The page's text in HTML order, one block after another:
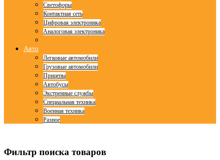
Светофоры
Контактная сеть
Цифровая электроника
Аналоговая электроника
Авто
Легковые автомобили
Грузовые автомобили
Прицепы
Автобусы
Экстренные службы
Специальная техника
Военная техника
Разное
Фильтр поиска товаров